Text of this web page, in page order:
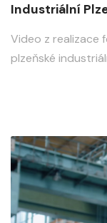
Industriální
Video z realizace
plzeňské